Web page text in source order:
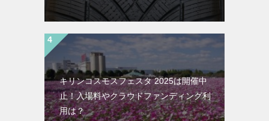
キリンコスモスフェスタ 2025は開催中
止！入場料やクラウドファンディング利
用は？